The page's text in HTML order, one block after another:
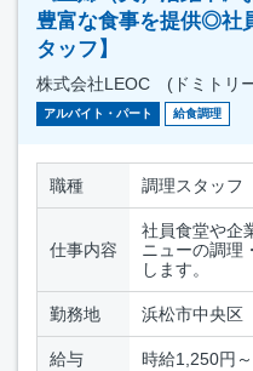
豊富な食事を提供◎社
タッフ】
株式会社LEOC (ドミトリ
アルバイト・パート 給食調理
職種 調理スタッフ
仕事内容
社員食堂や企
ニューの調理
します。
勤務地 浜松市中央区
給与 時給1,250円